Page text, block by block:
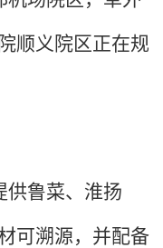
顺义院区正在规
供鲁菜、淮扬
可溯源，并配备